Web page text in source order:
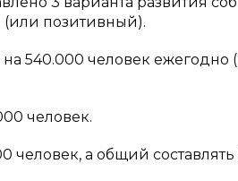
позитивный).
540.000 человек ежегодно
человек.
человек, а общий